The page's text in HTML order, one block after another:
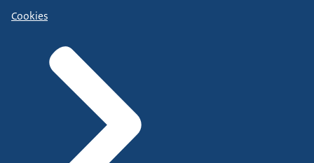
Cookies